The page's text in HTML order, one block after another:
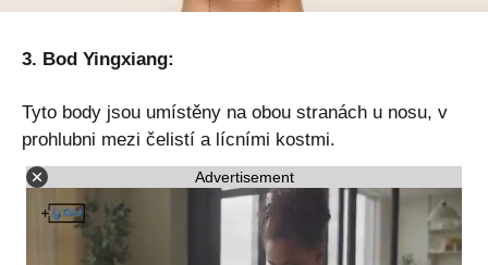
3. Bod Yingxiang:
Tyto body jsou umístěny na obou stranách u nosu, v
prohlubni mezi čelistí a lícními kostmi.
Advertisement